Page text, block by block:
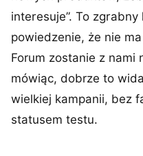
interesuje”. To
powiedzenie, że nie
Forum zostanie z nami
mówiąc, dobrze to
wielkiej kampanii, bez
statusem testu.